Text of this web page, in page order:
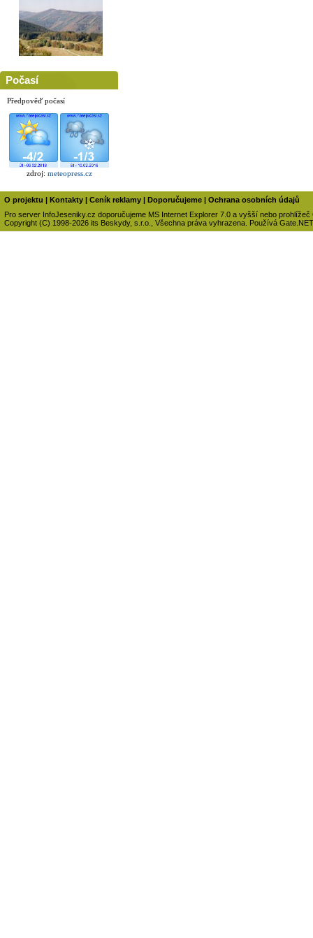
Počasí
Předpověď počasí
zdroj: meteopress.cz
O projektu | Kontakty | Ceník reklamy | Doporučujeme | Ochrana osobních údajů
Pro server InfoJeseniky.cz doporučujeme MS Internet Explorer 7.0 a vyšší nebo prohlížeč
Copyright (C) 1998-2026 its Beskydy, s.r.o., Všechna práva vyhrazena. Používá